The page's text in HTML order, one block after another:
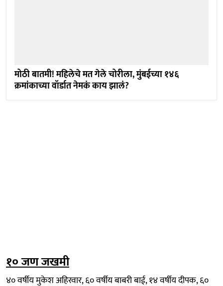
मोठी बातमी! महिलेचे मत गेले चोरीला, मुंबईच्या १४६
क्रमांकाच्या वॉर्डात नेमकं काय झालं?
१० जण जखमी
४० वर्षीय मुकेश अहिरवार, ६० वर्षीय बाबरी बाई, १४ वर्षीय दीपक, ६०